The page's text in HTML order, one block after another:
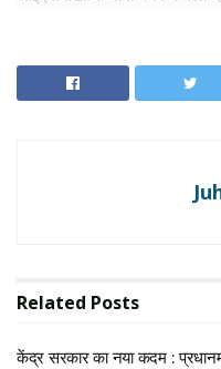
RELATED NEWS
दिसम्बर 2, 2025
Related Posts
केंद्र सरकार का नया कदम :